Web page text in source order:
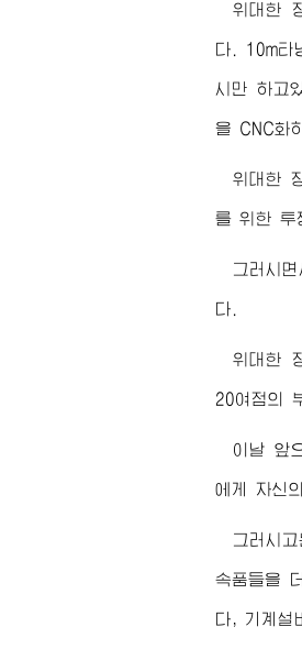
위대한
다. 10m타
시만 하고
을 CNC화
위대한
를 위한 투
그러시면
다.
위대한
20여점의
이날 앞
에게 자신
그러시
속품들을
다, 기계설